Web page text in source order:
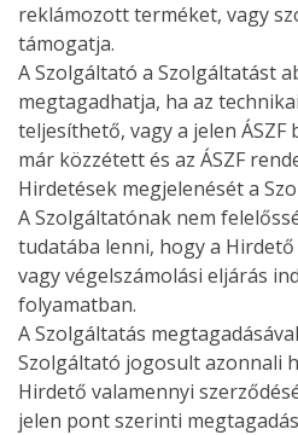
reklámozott terméket, vagy
támogatja.
A Szolgáltató a Szolgáltatást
megtagadhatja, ha az
teljesíthető, vagy a jelen
már közzétett és az ÁSZF
Hirdetések megjelenését a
A Szolgáltatónak nem
tudatába lenni, hogy a
vagy végelszámolási eljárás
folyamatban.
A Szolgáltatás
Szolgáltató jogosult azonnali
Hirdető valamennyi
jelen pont szerinti